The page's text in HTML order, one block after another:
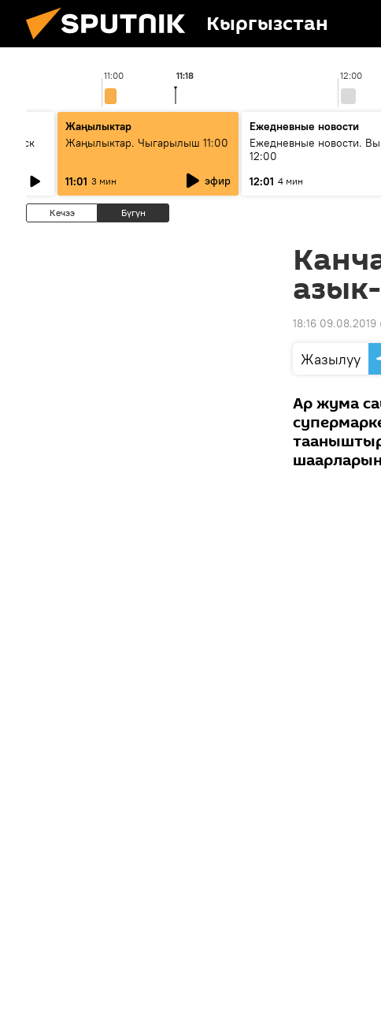
Кыргызстан
11:00 12:00
11:18
Жаңылыктар
Жаңылыктар. Чыгарылыш 11:00
11:01 3 мин эфир
Ежедневные новости
Ежедневные новости.
12:00
12:01 4 мин
Кечээ Бүгүн
18:16 09.08.2019
Жазылуу
Ар жума